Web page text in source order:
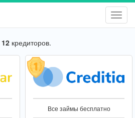
-
12 кредиторов.
Все займы бесплатно